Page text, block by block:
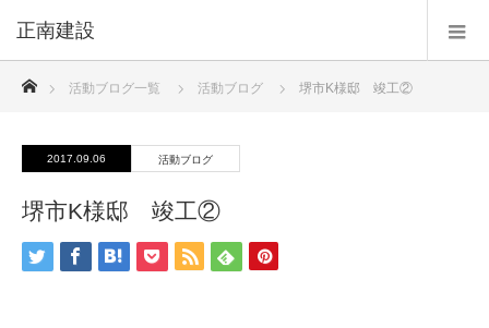
正南建設
ホーム
活動ブログ一覧 活動ブログ 堺市K様邸 竣工②
2017.09.06 活動ブログ
堺市K様邸 竣工②